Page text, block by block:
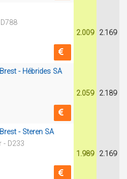
2.009 2.169
- Hébrides SA
2.059 2.189
- Steren SA
- D233
1.989 2.169